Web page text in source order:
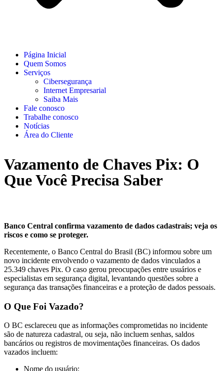
Página Inicial
Quem Somos
Serviços
Cibersegurança
Internet Empresarial
Saiba Mais
Fale conosco
Trabalhe conosco
Notícias
Área do Cliente
Vazamento de Chaves Pix: O
Que Você Precisa Saber
Banco Central confirma vazamento de dados cadastrais; veja os
riscos e como se proteger.
Recentemente, o Banco Central do Brasil (BC) informou sobre um
novo incidente envolvendo o vazamento de dados vinculados a
25.349 chaves Pix. O caso gerou preocupações entre usuários e
especialistas em segurança digital, levantando questões sobre a
segurança das transações financeiras e a proteção de dados pessoais.
O Que Foi Vazado?
O BC esclareceu que as informações comprometidas no incidente
são de natureza cadastral, ou seja, não incluem senhas, saldos
bancários ou registros de movimentações financeiras. Os dados
vazados incluem:
Nome do usuário;